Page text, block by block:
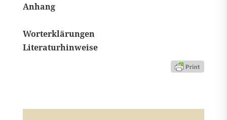
Anhang
Worterklärungen
Literaturhinweise